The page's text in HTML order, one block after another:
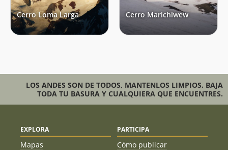
Cerro Loma Larga Cerro Marichiwew
LOS ANDES SON DE TODOS, MANTENLOS LIMPIOS. BAJA
TODA TU BASURA Y CUALQUIERA QUE ENCUENTRES.
EXPLORA
Mapas
PARTICIPA
Cómo publicar